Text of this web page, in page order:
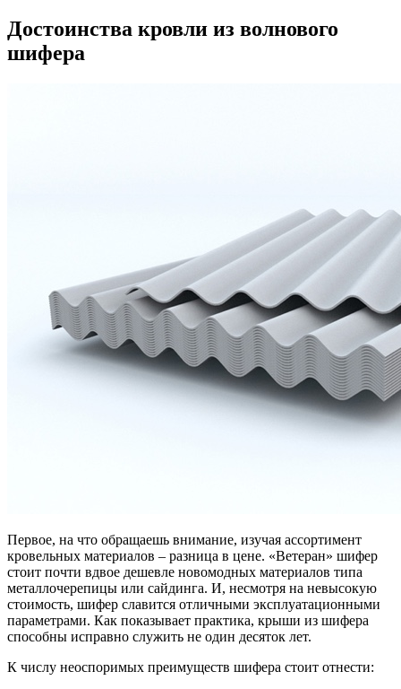
Достоинства кровли из волнового
шифера
Первое, на что обращаешь внимание, изучая ассортимент
кровельных материалов – разница в цене. «Ветеран» шифер
стоит почти вдвое дешевле новомодных материалов типа
металлочерепицы или сайдинга. И, несмотря на невысокую
стоимость, шифер славится отличными эксплуатационными
параметрами. Как показывает практика, крыши из шифера
способны исправно служить не один десяток лет.
К числу неоспоримых преимуществ шифера стоит отнести: